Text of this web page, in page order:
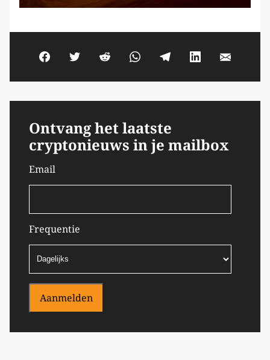
Ontvang het laatste
cryptonieuws in je mailbox
Email
Frequentie
Aanmelden